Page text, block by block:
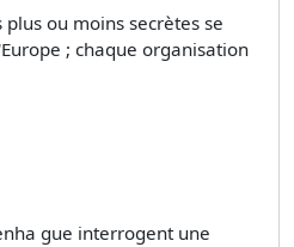
ou moins secrètes se
; chaque organisation
gue interrogent une